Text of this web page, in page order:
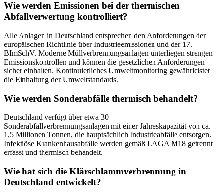
Wie werden Emissionen bei der thermischen
Abfallverwertung kontrolliert?
Alle Anlagen in Deutschland entsprechen den Anforderungen der
europäischen Richtlinie über Industrieemissionen und der 17.
BImSchV. Moderne Müllverbrennungsanlagen unterliegen strengen
Emissionskontrollen und können die gesetzlichen Anforderungen
sicher einhalten. Kontinuierliches Umweltmonitoring gewährleistet
die Einhaltung der Umweltstandards.
Wie werden Sonderabfälle thermisch behandelt?
Deutschland verfügt über etwa 30
Sonderabfallverbrennungsanlagen mit einer Jahreskapazität von ca.
1,5 Millionen Tonnen, die hauptsächlich Industrieabfälle entsorgen.
Infektiöse Krankenhausabfälle werden gemäß LAGA M18 getrennt
erfasst und thermisch behandelt.
Wie hat sich die Klärschlammverbrennung in
Deutschland entwickelt?